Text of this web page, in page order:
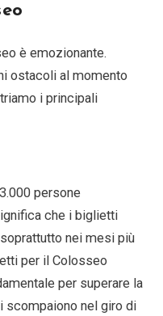
è emozionante.
ostacoli al momento
i principali
persone
che i biglietti
nei mesi più
per il Colosseo
per superare la
scompaiono nel giro di